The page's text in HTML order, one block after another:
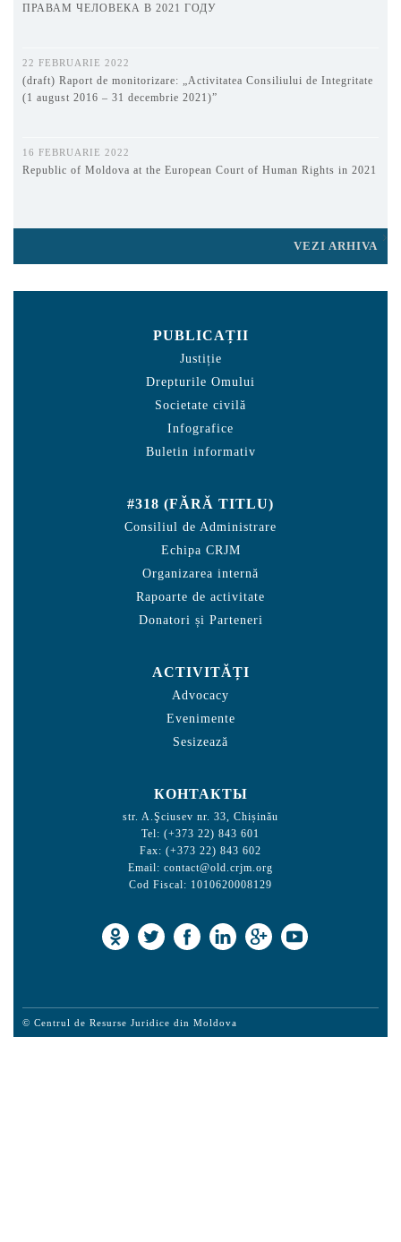
ПРАВАМ ЧЕЛОВЕКА В 2021 ГОДУ
22 FEBRUARIE 2022
(draft) Raport de monitorizare: „Activitatea Consiliului de Integritate
(1 august 2016 – 31 decembrie 2021)”
16 FEBRUARIE 2022
Republic of Moldova at the European Court of Human Rights in 2021
VEZI ARHIVA
PUBLICAȚII
Justiție
Drepturile Omului
Societate civilă
Infografice
Buletin informativ
#318 (FĂRĂ TITLU)
Consiliul de Administrare
Echipa CRJM
Organizarea internă
Rapoarte de activitate
Donatori și Parteneri
ACTIVITĂȚI
Advocacy
Evenimente
Sesizează
КОНТАКТЫ
str. A.Şciusev nr. 33, Chișinău
Tel: (+373 22) 843 601
Fax: (+373 22) 843 602
Email: contact@old.crjm.org
Cod Fiscal: 1010620008129
© Centrul de Resurse Juridice din Moldova